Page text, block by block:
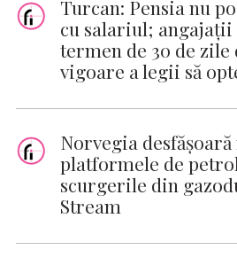
Turcan: Pensia nu
cu salariul;
termen de 30 de
vigoare a legii să
Norvegia
platformele de
scurgerile din
Stream